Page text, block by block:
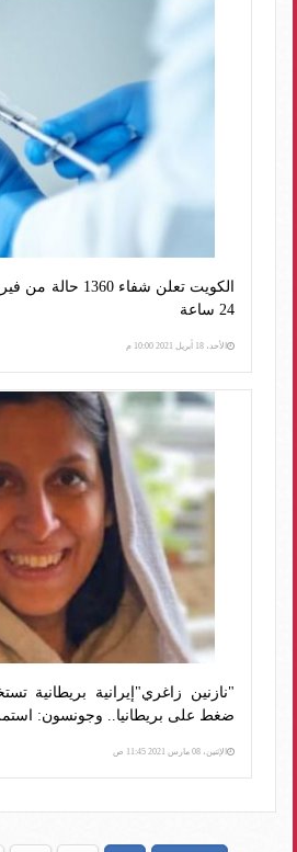
الكويت تعلن شفاء
24 ساعة
الأحد، 18 أبريل 2021 10:00 م
"نازنين زاغري"إيرانية بريطانية
ضغط على بريطانيا.. وجونسون:
الإثنين، 08 مارس 2021 11:45 ص